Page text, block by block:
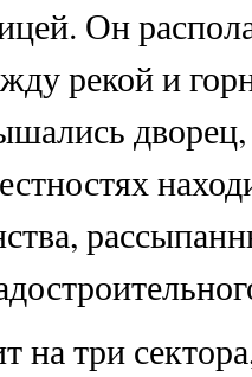
Он
рекой и
на три